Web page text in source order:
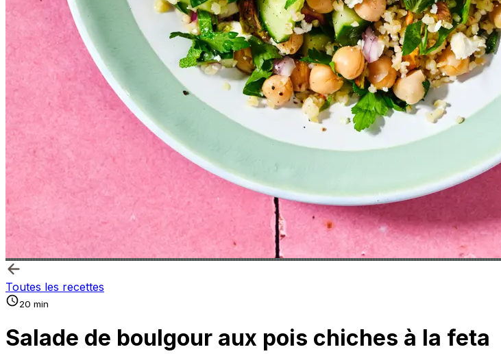
Toutes les recettes
20 min
Salade de boulgour aux pois chiches à la feta